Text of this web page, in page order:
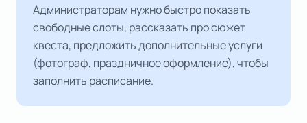
Администраторам нужно быстро показать
свободные слоты, рассказать про сюжет
квеста, предложить дополнительные услуги
(фотограф, праздничное оформление), чтобы
заполнить расписание.